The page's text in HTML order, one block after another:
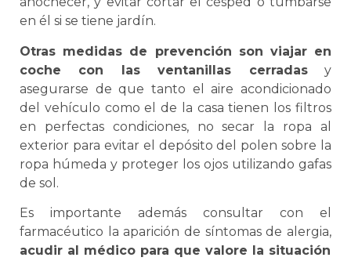
en él si se tiene jardín.
Otras medidas de prevención son viajar en
coche con las ventanillas cerradasy
asegurarse de que tanto el aire acondicionado
del vehículo como el de la casa tienen los filtros
en perfectas condiciones, no secar la ropa al
exterior para evitar el depósito del polen sobre la
ropa húmeda y proteger los ojos utilizando gafas
de sol.
Es importante además consultar con el
farmacéutico la aparición de síntomas de alergia,
acudir al médico para que valore la situación